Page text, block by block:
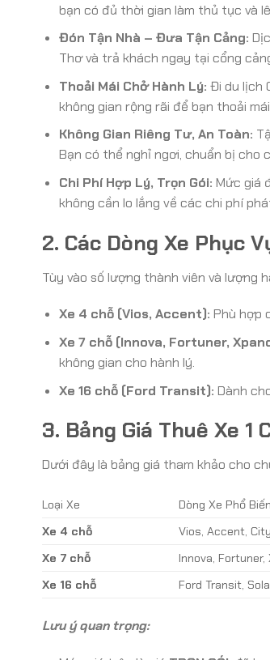
bạn có đủ thời gian làm thủ tục và
Đón Tận Nhà – Đưa Tận Cảng:
Thơ và trả khách ngay tại cổng
Thoải Mái Chở Hành Lý: Đi du lịch
không gian rộng rãi để bạn thoải
Không Gian Riêng Tư, An Toàn:
Bạn có thể nghỉ ngơi, chuẩn bị cho
Chi Phí Hợp Lý, Trọn Gói: Mức giá
không cần lo lắng về các chi phí
2. Các Dòng Xe Phục
Tùy vào số lượng thành viên và lượng
Xe 4 chỗ (Vios, Accent): Phù hợp
Xe 7 chỗ (Innova, Fortuner,
không gian cho hành lý.
Xe 16 chỗ (Ford Transit): Dành
3. Bảng Giá Thuê Xe
Dưới đây là bảng giá tham khảo cho
Loại Xe Dòng Xe Phổ Biến
Xe 4 chỗ
Vios, Accent, City
Xe 7 chỗ
Innova, Fortuner,
Xe 16 chỗ
Ford Transit,
Lưu ý quan trọng: